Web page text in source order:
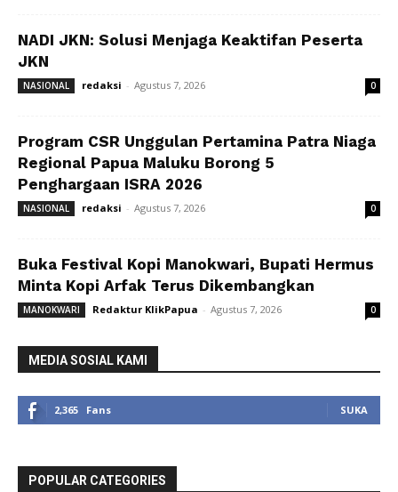
NADI JKN: Solusi Menjaga Keaktifan Peserta
JKN
NASIONAL redaksi - Agustus 7, 2026 0
Program CSR Unggulan Pertamina Patra Niaga
Regional Papua Maluku Borong 5
Penghargaan ISRA 2026
NASIONAL redaksi - Agustus 7, 2026 0
Buka Festival Kopi Manokwari, Bupati Hermus
Minta Kopi Arfak Terus Dikembangkan
MANOKWARI Redaktur KlikPapua - Agustus 7, 2026 0
MEDIA SOSIAL KAMI
2,365 Fans SUKA
POPULAR CATEGORIES